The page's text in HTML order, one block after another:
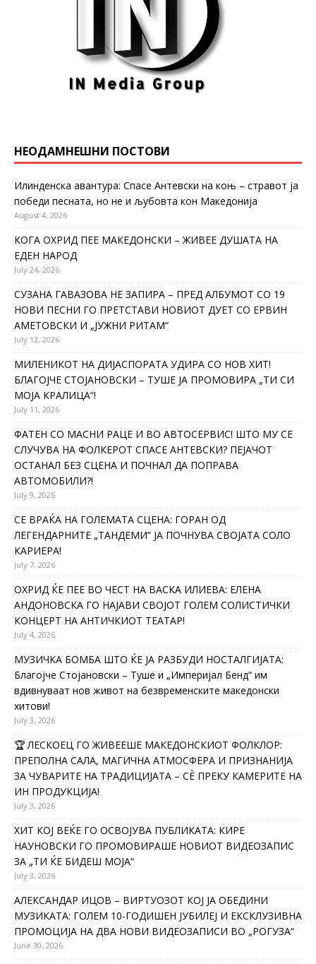
НЕОДАМНЕШНИ ПОСТОВИ
Илинденска авантура: Спасе Антевски на коњ – стравот ја
победи песната, но не и љубовта кон Македонија
August 4, 2026
КОГА ОХРИД ПЕЕ МАКЕДОНСКИ – ЖИВЕЕ ДУШАТА НА
ЕДЕН НАРОД
July 24, 2026
СУЗАНА ГАВАЗОВА НЕ ЗАПИРА – ПРЕД АЛБУМОТ СО 19
НОВИ ПЕСНИ ГО ПРЕТСТАВИ НОВИОТ ДУЕТ СО ЕРВИН
АМЕТОВСКИ И „ЈУЖНИ РИТАМ“
July 12, 2026
МИЛЕНИКОТ НА ДИЈАСПОРАТА УДИРА СО НОВ ХИТ!
БЛАГОЈЧЕ СТОЈАНОВСКИ – ТУШЕ ЈА ПРОМОВИРА „ТИ СИ
МОЈА КРАЛИЦА“!
July 11, 2026
ФАТЕН СО МАСНИ РАЦЕ И ВО АВТОСЕРВИС! ШТО МУ СЕ
СЛУЧУВА НА ФОЛКЕРОТ СПАСЕ АНТЕВСКИ? ПЕЈАЧОТ
ОСТАНАЛ БЕЗ СЦЕНА И ПОЧНАЛ ДА ПОПРАВА
АВТОМОБИЛИ?!
July 9, 2026
СЕ ВРАЌА НА ГОЛЕМАТА СЦЕНА: ГОРАН ОД
ЛЕГЕНДАРНИТЕ „ТАНДЕМИ“ ЈА ПОЧНУВА СВОЈАТА СОЛО
КАРИЕРА!
July 7, 2026
ОХРИД ЌЕ ПЕЕ ВО ЧЕСТ НА ВАСКА ИЛИЕВА: ЕЛЕНА
АНДОНОВСКА ГО НАЈАВИ СВОЈОТ ГОЛЕМ СОЛИСТИЧКИ
КОНЦЕРТ НА АНТИЧКИОТ ТЕАТАР!
July 4, 2026
МУЗИЧКА БОМБА ШТО ЌЕ ЈА РАЗБУДИ НОСТАЛГИЈАТА:
Благојче Стојановски – Туше и „Империјал Бенд“ им
вдивнуваат нов живот на безвременските македонски
хитови!
July 3, 2026
🏆 ЛЕСКОЕЦ ГО ЖИВЕЕШЕ МАКЕДОНСКИОТ ФОЛКЛОР:
ПРЕПОЛНА САЛА, МАГИЧНА АТМОСФЕРА И ПРИЗНАНИЈА
ЗА ЧУВАРИТЕ НА ТРАДИЦИЈАТА – СÈ ПРЕКУ КАМЕРИТЕ НА
ИН ПРОДУКЦИЈА!
July 3, 2026
ХИТ КОЈ ВЕЌЕ ГО ОСВОЈУВА ПУБЛИКАТА: КИРЕ
НАУНОВСКИ ГО ПРОМОВИРАШЕ НОВИОТ ВИДЕОЗАПИС
ЗА „ТИ ЌЕ БИДЕШ МОЈА“
July 3, 2026
АЛЕКСАНДАР ИЦОВ – ВИРТУОЗОТ КОЈ ЈА ОБЕДИНИ
МУЗИКАТА: ГОЛЕМ 10-ГОДИШЕН ЈУБИЛЕЈ И ЕКСКЛУЗИВНА
ПРОМОЦИЈА НА ДВА НОВИ ВИДЕОЗАПИСИ ВО „РОГУЗА“
June 30, 2026